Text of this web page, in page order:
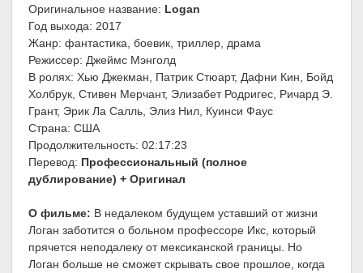
Оригинальное название: Logan
Год выхода: 2017
Жанр: фантастика, боевик, триллер, драма
Режиссер: Джеймс Мэнголд
В ролях: Хью Джекман, Патрик Стюарт, Дафни Кин, Бойд
Холбрук, Стивен Мерчант, Элизабет Родригес, Ричард Э.
Грант, Эрик Ла Салль, Элиз Нил, Куинси Фаус
Страна: США
Продолжительность: 02:17:23
Перевод: Профессиональный (полное
дублирование) + Оригинал
О фильме: В недалеком будущем уставший от жизни
Логан заботится о больном профессоре Икс, который
прячется неподалеку от мексиканской границы. Но
Логан больше не сможет скрывать свое прошлое, когда